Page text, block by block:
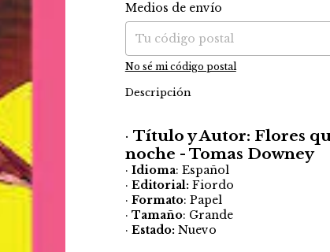
Entregas para el CP:
Medios de envío
No sé mi código postal
Descripción
· Título y Autor: Flores
noche - Tomas Downey
· Idioma: Español
· Editorial: Fiordo
· Formato: Papel
· Tamaño: Grande
· Estado: Nuevo